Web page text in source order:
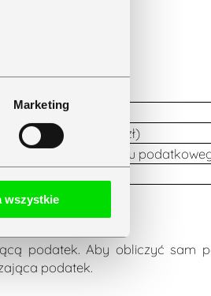
Marketing
wszystkie
osób fizycznych (0 zł)
przekroczenia II progu
podatek. Aby obliczyć sam
podatek.